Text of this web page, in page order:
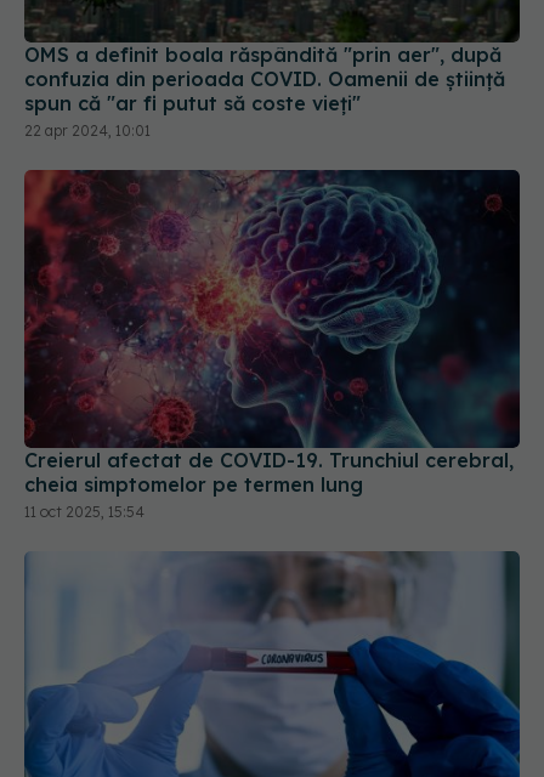
confuzia din perioada COVID. Oamenii de știință
spun că "ar fi putut să coste vieți"
22 apr 2024, 10:01
Creierul afectat de COVID-19. Trunchiul cerebral,
cheia simptomelor pe termen lung
11 oct 2025, 15:54